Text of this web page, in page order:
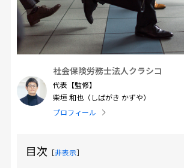
社会保険労務士法人クラシコ
代表【監修】
柴垣 和也（しばがき かずや）
プロフィール
目次 ［非表示］